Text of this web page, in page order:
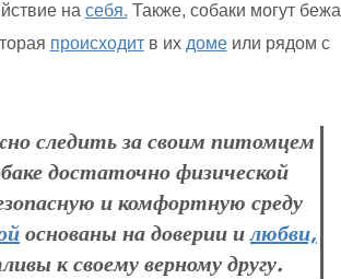
на себя. Также, собаки могут
происходитв их домеили рядом с
следить за своим питомцем
достаточно физической
и комфортную среду
основаны на доверии илюбви,
к своему верному другу.